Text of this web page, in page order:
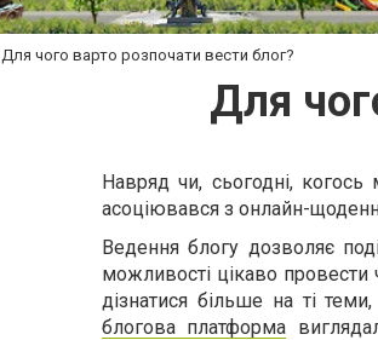
Для чого варто розпочати вести блог?
Для
Навряд чи, сьогодні,
асоціювався з онлайн-
Ведення блогу дозволяє
можливості цікаво
дізнатися більше на ті
блогова платформа